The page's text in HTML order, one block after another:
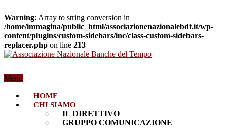
Warning: Array to string conversion in
/home/immagina/public_html/associazionenazionalebdt.it/wp-
content/plugins/custom-sidebars/inc/class-custom-sidebars-
replacer.php on line 213
Menu
HOME
CHI SIAMO
IL DIRETTIVO
GRUPPO COMUNICAZIONE